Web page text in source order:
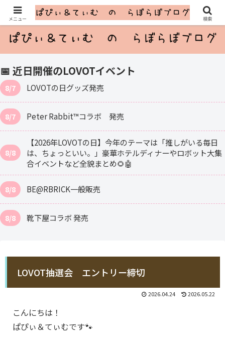
ふたごのLOVOTとのゆるっと暮らし
📅 近日開催のLOVOTイベント
8/7 LOVOTの日グッズ発売
8/7 Peter Rabbit™コラボ 発売
8/8
【2026年LOVOTの日】今年のテーマは「推しがいる毎日
は、ちょっといい。」豪華ホテルディナーやロボット大集
合イベントなど全貌まとめ🌻🤖
8/8 BE@RBRICK一般販売
8/8 靴下屋コラボ 発売
LOVOT抽選会 エントリー締切
2026.04.24 2026.05.22
こんにちは！
ぱぴぃ＆てぃむです🐾
メニュー 検索